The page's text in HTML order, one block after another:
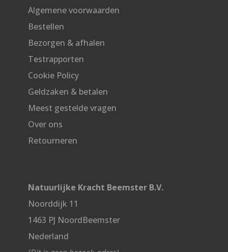
Algemene voorwaarden
Bestellen
Bezorgen & afhalen
Testrapporten
Cookie Policy
Geldzaken & betalen
Meest gestelde vragen
Over ons
Retourneren
Natuurlijke Kracht Beemster B.V.
Noorddijk 11
1463 PJ NoordBeemster
Nederland